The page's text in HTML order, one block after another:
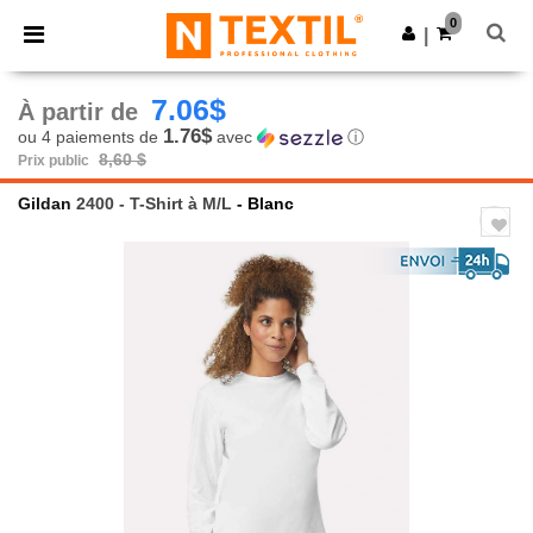
× Appli Ntextil
Meilleurs prix sur l’app !
Obtenir l'appli
0
À partir de 7.06$
ou 4 paiements de 1.76$avec ⓘ
Prix public 8,60 $
Gildan 2400 - T-Shirt à M/L - Blanc